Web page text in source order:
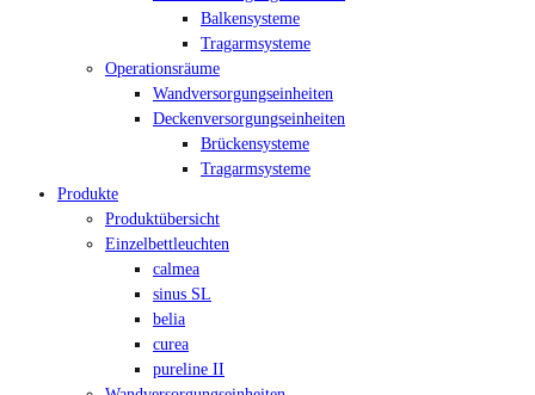
Balkensysteme
Tragarmsysteme
Operationsräume
Wandversorgungseinheiten
Deckenversorgungseinheiten
Brückensysteme
Tragarmsysteme
Produkte
Produktübersicht
Einzelbettleuchten
calmea
sinus SL
belia
curea
pureline II